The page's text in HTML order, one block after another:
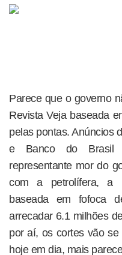
Parece que o governo
Revista Veja baseada
pelas pontas. Anúncios
e Banco do Brasil
representante mor do
com a petrolífera, a
baseada em fofoca
arrecadar 6.1 milhões
por aí, os cortes vão
hoje em dia, mais